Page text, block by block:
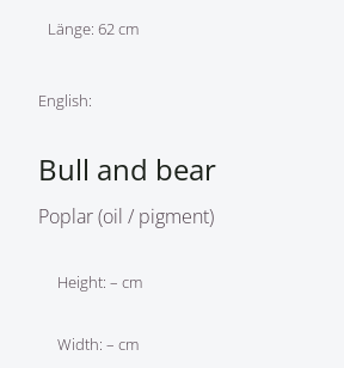
Länge: 62 cm
English:
Bull and bear
Poplar (oil / pigment)
Height: – cm
Width: – cm